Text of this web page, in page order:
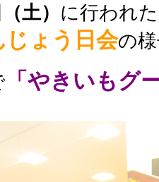
土） に行われた
ょう日会の
「やきいもグ